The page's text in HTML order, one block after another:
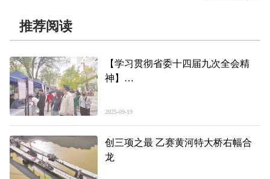
推荐阅读
【学习贯彻省委十四届九次全会精
神】
2025-09-19
创三项之最 乙赛黄河特大桥右幅合
龙